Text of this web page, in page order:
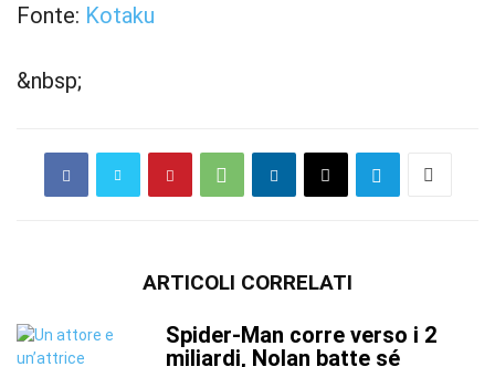
Fonte: Kotaku
&nbsp;
ARTICOLI CORRELATI
Spider-Man corre verso i 2
miliardi, Nolan batte sé